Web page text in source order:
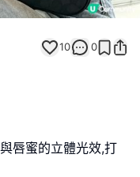
10 0
唇蜜的立體光效,打